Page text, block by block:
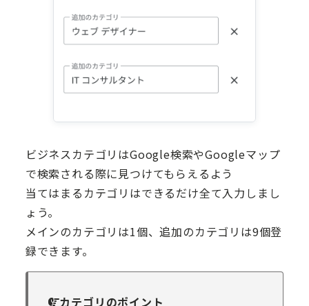
ビジネスカテゴリはGoogle検索やGoogleマップ
で検索される際に見つけてもらえるよう
当てはまるカテゴリはできるだけ全て入力しまし
ょう。
メインのカテゴリは1個、追加のカテゴリは9個登
録できます。
カテゴリのポイント